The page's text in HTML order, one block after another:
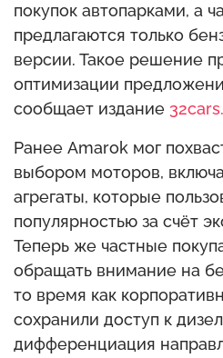
покупок автопарками, а
предлагаются только
версии. Такое решение
оптимизации
сообщает издание
Ранее Amarok мог
выбором моторов,
агрегаты, которые
популярностью за счёт
Теперь же частные
обращать внимание на
то время как
сохранили доступ к
дифференциация